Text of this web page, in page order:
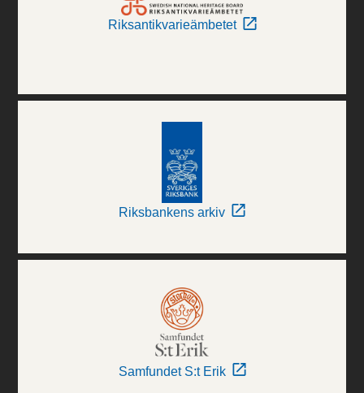
Riksantikvarieämbetet
Riksbankens arkiv
Samfundet S:t Erik